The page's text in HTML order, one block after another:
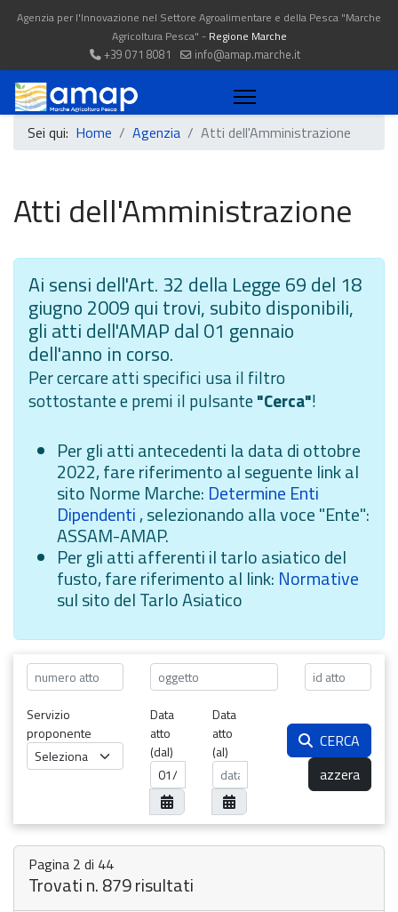
Agenzia per l'Innovazione nel Settore Agroalimentare e della Pesca "Marche
Agricoltura Pesca" - Regione Marche
+39 071 8081
info@amap.marche.it
Sei qui: Home Agenzia Atti dell'Amministrazione
Atti dell'Amministrazione
Ai sensi dell'Art. 32 della Legge 69 del 18
giugno 2009 qui trovi, subito disponibili,
gli atti dell'AMAP dal 01 gennaio
dell'anno in corso.
Per cercare atti specifici usa il filtro
sottostante e premi il pulsante"Cerca"!
Per gli atti antecedenti la data di ottobre
2022, fare riferimento al seguente link al
sito Norme Marche: Determine Enti
Dipendenti, selezionando alla voce "Ente":
ASSAM-AMAP.
Per gli atti afferenti il tarlo asiatico del
fusto, fare riferimento al link: Normative
sul sito del Tarlo Asiatico
Servizio
proponente
Data
atto
(dal)
Data
atto
(al)
CERCA
azzera
Pagina 2 di 44
Trovati n. 879 risultati